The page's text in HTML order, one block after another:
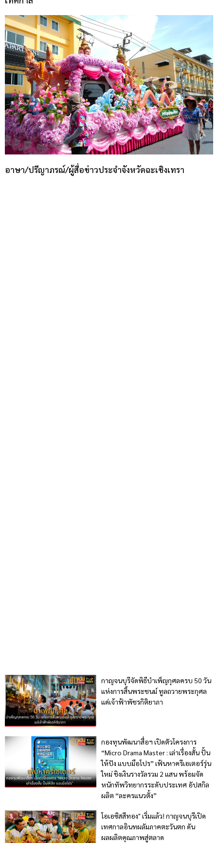
อาษา/ปรีญาภรณ์/ผู้สื่อข่าวประจำจังหวัดฉะเชิงเทรา
กาญจนบุรีจัดพิธีบำเพ็ญกุศลครบ 50 วัน
แห่งการสิ้นพระชนม์ ทูลถวายพระกุศล
แด่เจ้าฟ้าพัชรกิติยาภา
กองทุนพัฒนาสื่อฯ เปิดตัวโครงการ
“Micro Drama Master : เล่าเรื่องสั้น ปั้น
ให้ปัง แบบมือโปร” เฟ้นหาครีเอเตอร์รุ่น
ใหม่ ชิงเงินรางวัลรวม 2 แสน พร้อมจัด
หนักทัพวิทยากรระดับประเทศ อัปสกิล
ผลิต “ละครแนวตั้ง”
โอเอซิสสีทอง" เริ่มแล้ว! กาญจนบุรีเปิด
เทศกาลอินทผลัมภาคตะวันตก ดัน
ผลผลิตคุณภาพสู่ตลาด